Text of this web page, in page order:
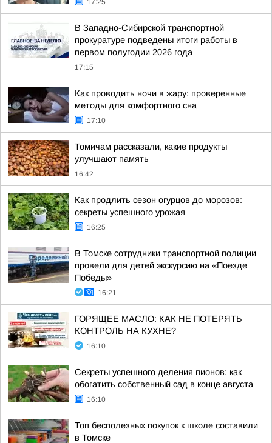
17:25
В Западно-Сибирской транспортной
прокуратуре подведены итоги работы в
первом полугодии 2026 года
17:15
Как проводить ночи в жару: проверенные
методы для комфортного сна
17:10
Томичам рассказали, какие продукты
улучшают память
16:42
Как продлить сезон огурцов до морозов:
секреты успешного урожая
16:25
В Томске сотрудники транспортной полиции
провели для детей экскурсию на «Поезде
Победы»
16:21
ГОРЯЩЕЕ МАСЛО: КАК НЕ ПОТЕРЯТЬ
КОНТРОЛЬ НА КУХНЕ?
16:10
Секреты успешного деления пионов: как
обогатить собственный сад в конце августа
16:10
Топ бесполезных покупок к школе составили
в Томске